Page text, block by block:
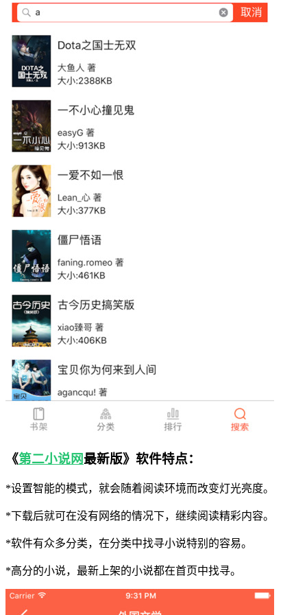
《第二小说网最新版》软件特点：
*设置智能的模式，就会随着阅读环境而改变灯光亮度。
*下载后就可在没有网络的情况下，继续阅读精彩内容。
*软件有众多分类，在分类中找寻小说特别的容易。
*高分的小说，最新上架的小说都在首页中找寻。